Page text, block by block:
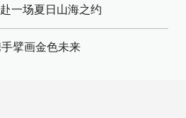
一场夏日山海之约
擘画金色未来